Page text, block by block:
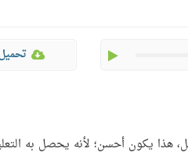
هذا يكون أحسن؛ لأنه يحصل به